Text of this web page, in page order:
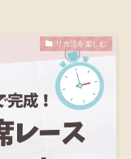
リカ活を楽しむ